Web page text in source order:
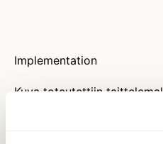
Implementation
Kuva toteutettiin
kyyhkyorigami, joka sitten